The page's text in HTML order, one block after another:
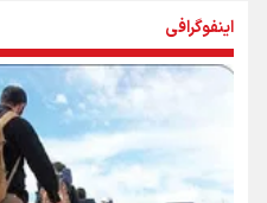
بنزین؛ تدبیری
«هورامان»؛
اینفوگرافی